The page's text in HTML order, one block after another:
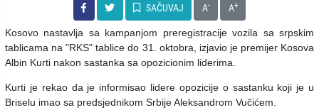
SAČUVAJ A- A+
Kosovo nastavlja sa kampanjom preregistracije vozila sa srpskim
tablicama na "RKS" tablice do 31. oktobra, izjavio je premijer Kosova
Albin Kurti nakon sastanka sa opozicionim liderima.
Kurti je rekao da je informisao lidere opozicije o sastanku koji je u
Briselu imao sa predsjednikom Srbije Aleksandrom Vučićem.